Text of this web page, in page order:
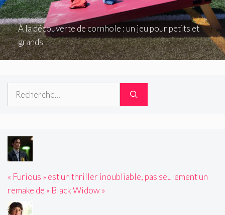
À la découverte de cornhole : un jeu pour petits et
grands
Rechercher :
« Furious » est un thriller inoubliable, pas seulement un
remake de « Black Widow »